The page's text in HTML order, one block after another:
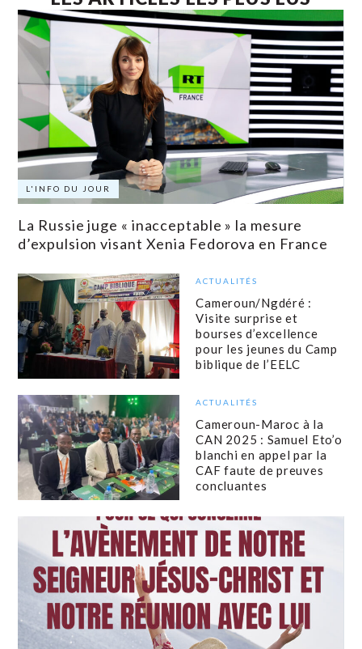
L'INFO DU JOUR
La Russie juge « inacceptable » la mesure
d’expulsion visant Xenia Fedorova en France
ACTUALITÉS
Cameroun/Ngdéré :
Visite surprise et
bourses d’excellence
pour les jeunes du Camp
biblique de l’EELC
ACTUALITÉS
Cameroun-Maroc à la
CAN 2025 : Samuel Eto’o
blanchi en appel par la
CAF faute de preuves
concluantes